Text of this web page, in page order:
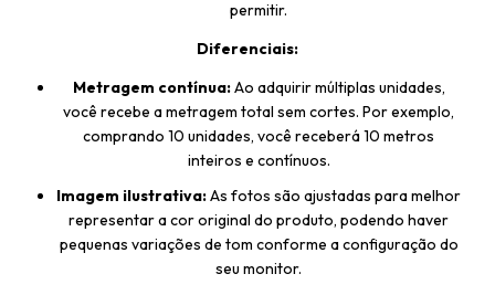
permitir.
Diferenciais:
Metragem contínua:Ao adquirir múltiplas unidades,
você recebe a metragem total sem cortes. Por exemplo,
comprando 10 unidades, você receberá 10 metros
inteiros e contínuos.
Imagem ilustrativa:As fotos são ajustadas para melhor
representar a cor original do produto, podendo haver
pequenas variações de tom conforme a configuração do
seu monitor.